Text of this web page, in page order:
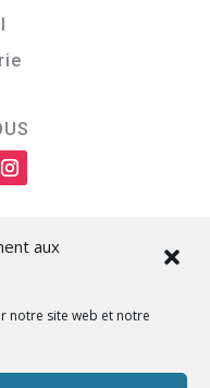
aux
notre site web et notre